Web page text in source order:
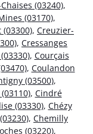
(03240),
(03170),
(03300), Creuzier-
, Cressanges
, Courçais
, Coulandon
(03500),
, Cindré
(03330), Chézy
, Chemilly
(03220),